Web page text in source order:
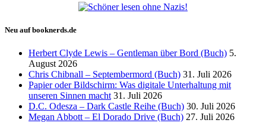
Neu auf booknerds.de
Herbert Clyde Lewis – Gentleman über Bord (Buch) 5.
August 2026
Chris Chibnall – Septembermord (Buch) 31. Juli 2026
Papier oder Bildschirm: Was digitale Unterhaltung mit
unseren Sinnen macht 31. Juli 2026
D.C. Odesza – Dark Castle Reihe (Buch) 30. Juli 2026
Megan Abbott – El Dorado Drive (Buch) 27. Juli 2026